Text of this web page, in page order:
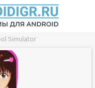
Simulator